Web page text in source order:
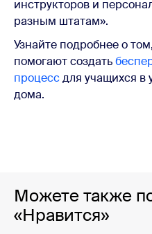
инструкторов и
разным штатам».
Узнайте подробнее о
помогают создать
процессдля учащихся в
дома.
Можете также
«Нравится»